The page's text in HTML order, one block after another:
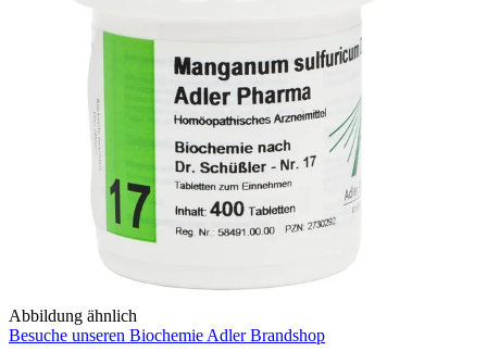
Abbildung ähnlich
Besuche unseren Biochemie Adler Brandshop